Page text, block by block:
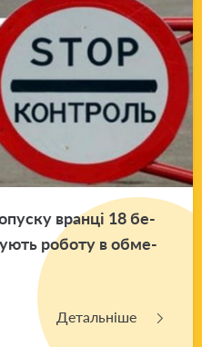
вран­ці 18 бе­
ро­бо­ту в обме­
Детальніше